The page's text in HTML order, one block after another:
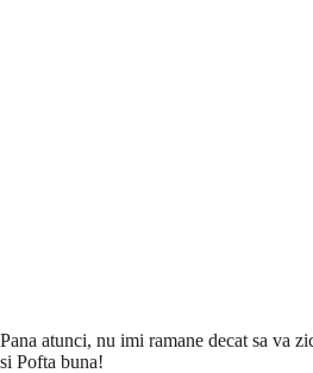
Pana atunci, nu imi ramane decat sa va
si Pofta buna!